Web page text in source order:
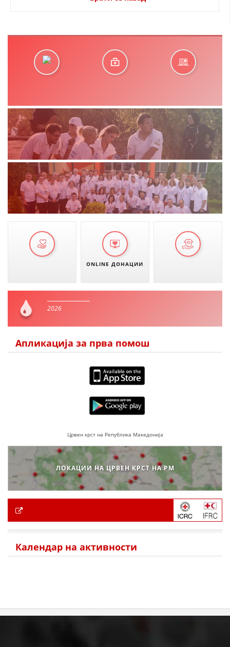
ONLINE ДОНАЦИИ
2026
Апликација за прва помош
Црвен крст на Република Македонија
ЛОКАЦИИ НА ЦРВЕН КРСТ НА РМ
Календар на активности